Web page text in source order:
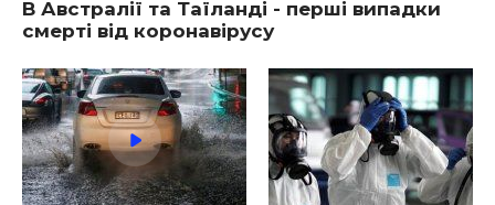
В Австралії та Таїланді - перші випадки
смерті від коронавірусу